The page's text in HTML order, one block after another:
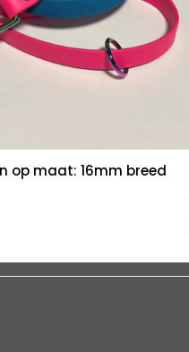
op maat: 16mm breed